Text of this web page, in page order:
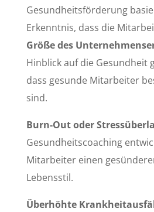
Gesundheitsförderung
Erkenntnis, dass die
Größe des
Hinblick auf die Gesundheit
dass gesunde Mitarbeiter
sind.
Burn-Out oder
Gesundheitscoaching
Mitarbeiter einen
Lebensstil.
Überhöhte